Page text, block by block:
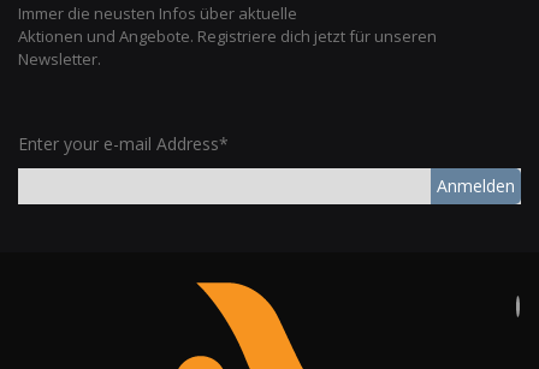
Immer die neusten Infos über aktuelle
Aktionen und Angebote. Registriere dich jetzt für unseren
Newsletter.
Enter your e-mail Address*
Anmelden